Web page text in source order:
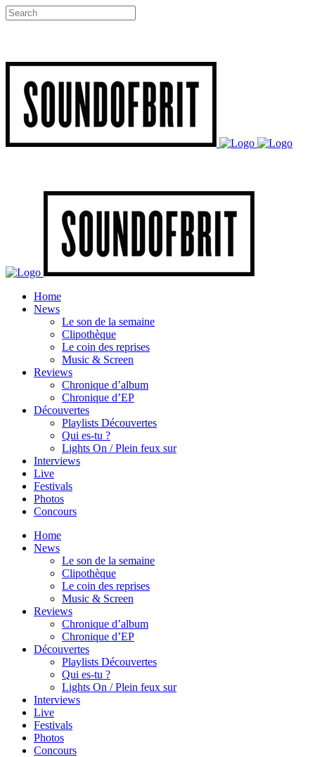
Home
News
Le son de la semaine
Clipothèque
Le coin des reprises
Music & Screen
Reviews
Chronique d’album
Chronique d’EP
Découvertes
Playlists Découvertes
Qui es-tu ?
Lights On / Plein feux sur
Interviews
Live
Festivals
Photos
Concours
Home
News
Le son de la semaine
Clipothèque
Le coin des reprises
Music & Screen
Reviews
Chronique d’album
Chronique d’EP
Découvertes
Playlists Découvertes
Qui es-tu ?
Lights On / Plein feux sur
Interviews
Live
Festivals
Photos
Concours